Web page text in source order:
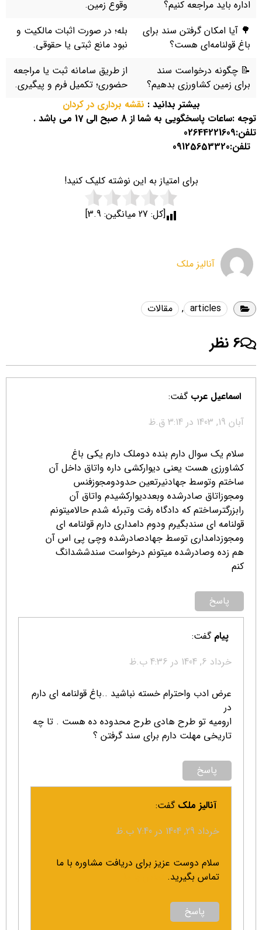
اداره باید مراجعه کنیم؟
وقوع زمین.
🌳 آیا امکان گرفتن سند برای
باغ قولنامه‌ای هست؟
بله؛ در صورت اثبات مالکیت و
نبود مانع ثبتی یا حقوقی.
📝 چگونه درخواست سند
برای زمین کشاورزی بدهیم؟
از طریق سامانه ثبت یا مراجعه
حضوری؛ تکمیل فرم و پیگیری.
بیشتر بدانید : نقشه برداری در کردان
توجه :ساعات پاسخگویی به شما از 8 صبح الی 17 می باشد .
تلفن:02644221609
تلفن:09125653320
برای امتیاز به این نوشته کلیک کنید!
[کل: 27 میانگین: 3.9
]
آنالیز ملک
articles
, مقالات
6 نظر
اسماعیل عرب گفت:
آبان 19, 1403 در 3:14 ق.ظ
سلام یک سوال دارم بنده دوملک دارم یکی باغ
کشاورزی هست یعنی دیوارکشی داره واتاق داخل آن
ساختم وتوسط جهادنیرتعین حدودومجوزفنس
ومجوزاتاق صادرشده وبعددیوارکشیدم واتاق آن
رابزرگترساختم که دادگاه رفت وتبرئه شدم حالامیتونم
قولنامه ای سندبگیرم ودوم دامداری دارم قولنامه ای
ومجوزدامداری توسط جهادصادرشده وچی پی اس آن
هم زده وصادرشده میتونم درخواست سندششدانگ
کنم
پاسخ
پیام گفت:
خرداد 6, 1404 در 4:36 ب.ظ
عرض ادب واحترام خسته نباشید ..باغ قولنامه ای دارم
در
ارومیه تو طرح هادی طرح محدوده ده هست . تا چه
تاریخی مهلت دارم برای سند گرفتن ؟
پاسخ
آنالیز ملک گفت:
خرداد 29, 1404 در 7:40 ب.ظ
سلام دوست عزیز برای دریافت مشاوره با ما
تماس بگیرید.
پاسخ